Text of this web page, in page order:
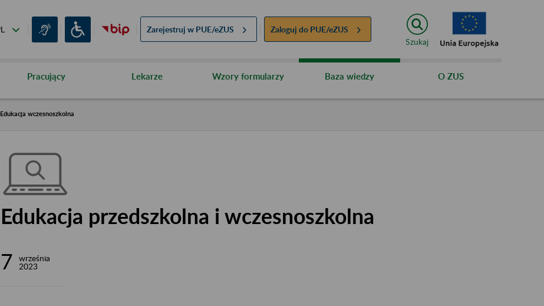
Zarejestruj w PUE/eZUS Zaloguj do PUE/eZUS
Szukaj
Pracujący Lekarze Wzory formularzy Baza wiedzy O ZUS
Edukacja wczesnoszkolna
Edukacja przedszkolna i wczesnoszkolna
7
września
2023